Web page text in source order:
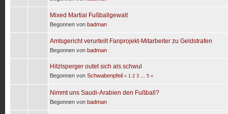
Mixed Martial Fußballgewalt
Begonnen von badman
Amtsgericht verurteilt Fanprojekt-Mitarbeiter zu Geldstrafen
Begonnen von badman
Hitzlsperger outet sich als schwul
Begonnen von Schwabenpfeil « 1 2 3 5 »
Nimmt uns Saudi-Arabien den Fußball?
Begonnen von badman